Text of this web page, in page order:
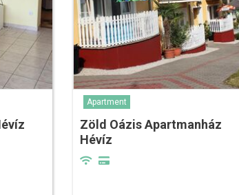
Apartment
Zöld Oázis Apartmanház
Hévíz